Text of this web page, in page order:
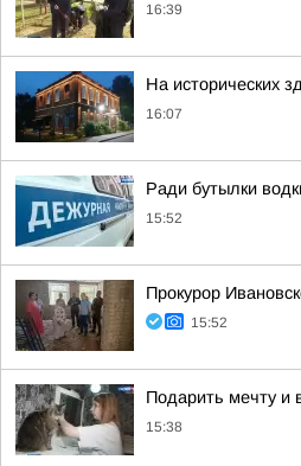
16:39
На исторических
16:07
Ради бутылки
15:52
Прокурор
15:52
Подарить мечту и
15:38